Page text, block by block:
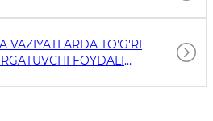
VAZIYATLARDA TO'G'RI
FOYDALI